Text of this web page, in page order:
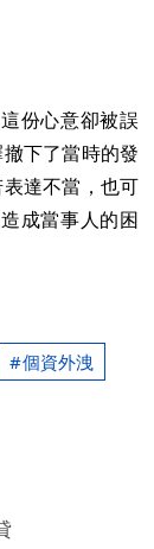
份心意卻被誤
下了當時的發
達不當，也可
成當事人的困
個資外洩